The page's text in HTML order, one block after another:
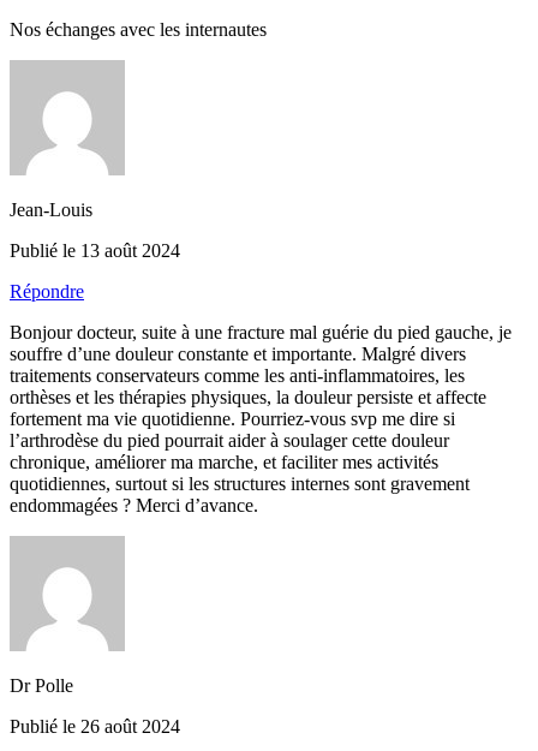
Nos échanges avec les internautes
Jean-Louis
Publié le 13 août 2024
Répondre
Bonjour docteur, suite à une fracture mal guérie du pied gauche, je
souffre d’une douleur constante et importante. Malgré divers
traitements conservateurs comme les anti-inflammatoires, les
orthèses et les thérapies physiques, la douleur persiste et affecte
fortement ma vie quotidienne. Pourriez-vous svp me dire si
l’arthrodèse du pied pourrait aider à soulager cette douleur
chronique, améliorer ma marche, et faciliter mes activités
quotidiennes, surtout si les structures internes sont gravement
endommagées ? Merci d’avance.
Dr Polle
Publié le 26 août 2024